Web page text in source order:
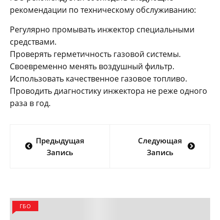
рекомендации по техническому обслуживанию:
Регулярно промывать инжектор специальными
средствами.
Проверять герметичность газовой системы.
Своевременно менять воздушный фильтр.
Использовать качественное газовое топливо.
Проводить диагностику инжектора не реже одного
раза в год.
по
Предыдущая
Запись
Следующая
Запись
ГБО